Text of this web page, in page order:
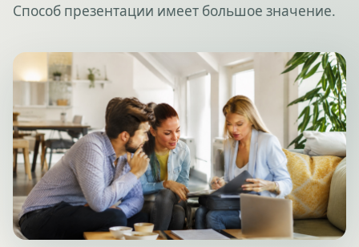
Способ презентации имеет большое значение.